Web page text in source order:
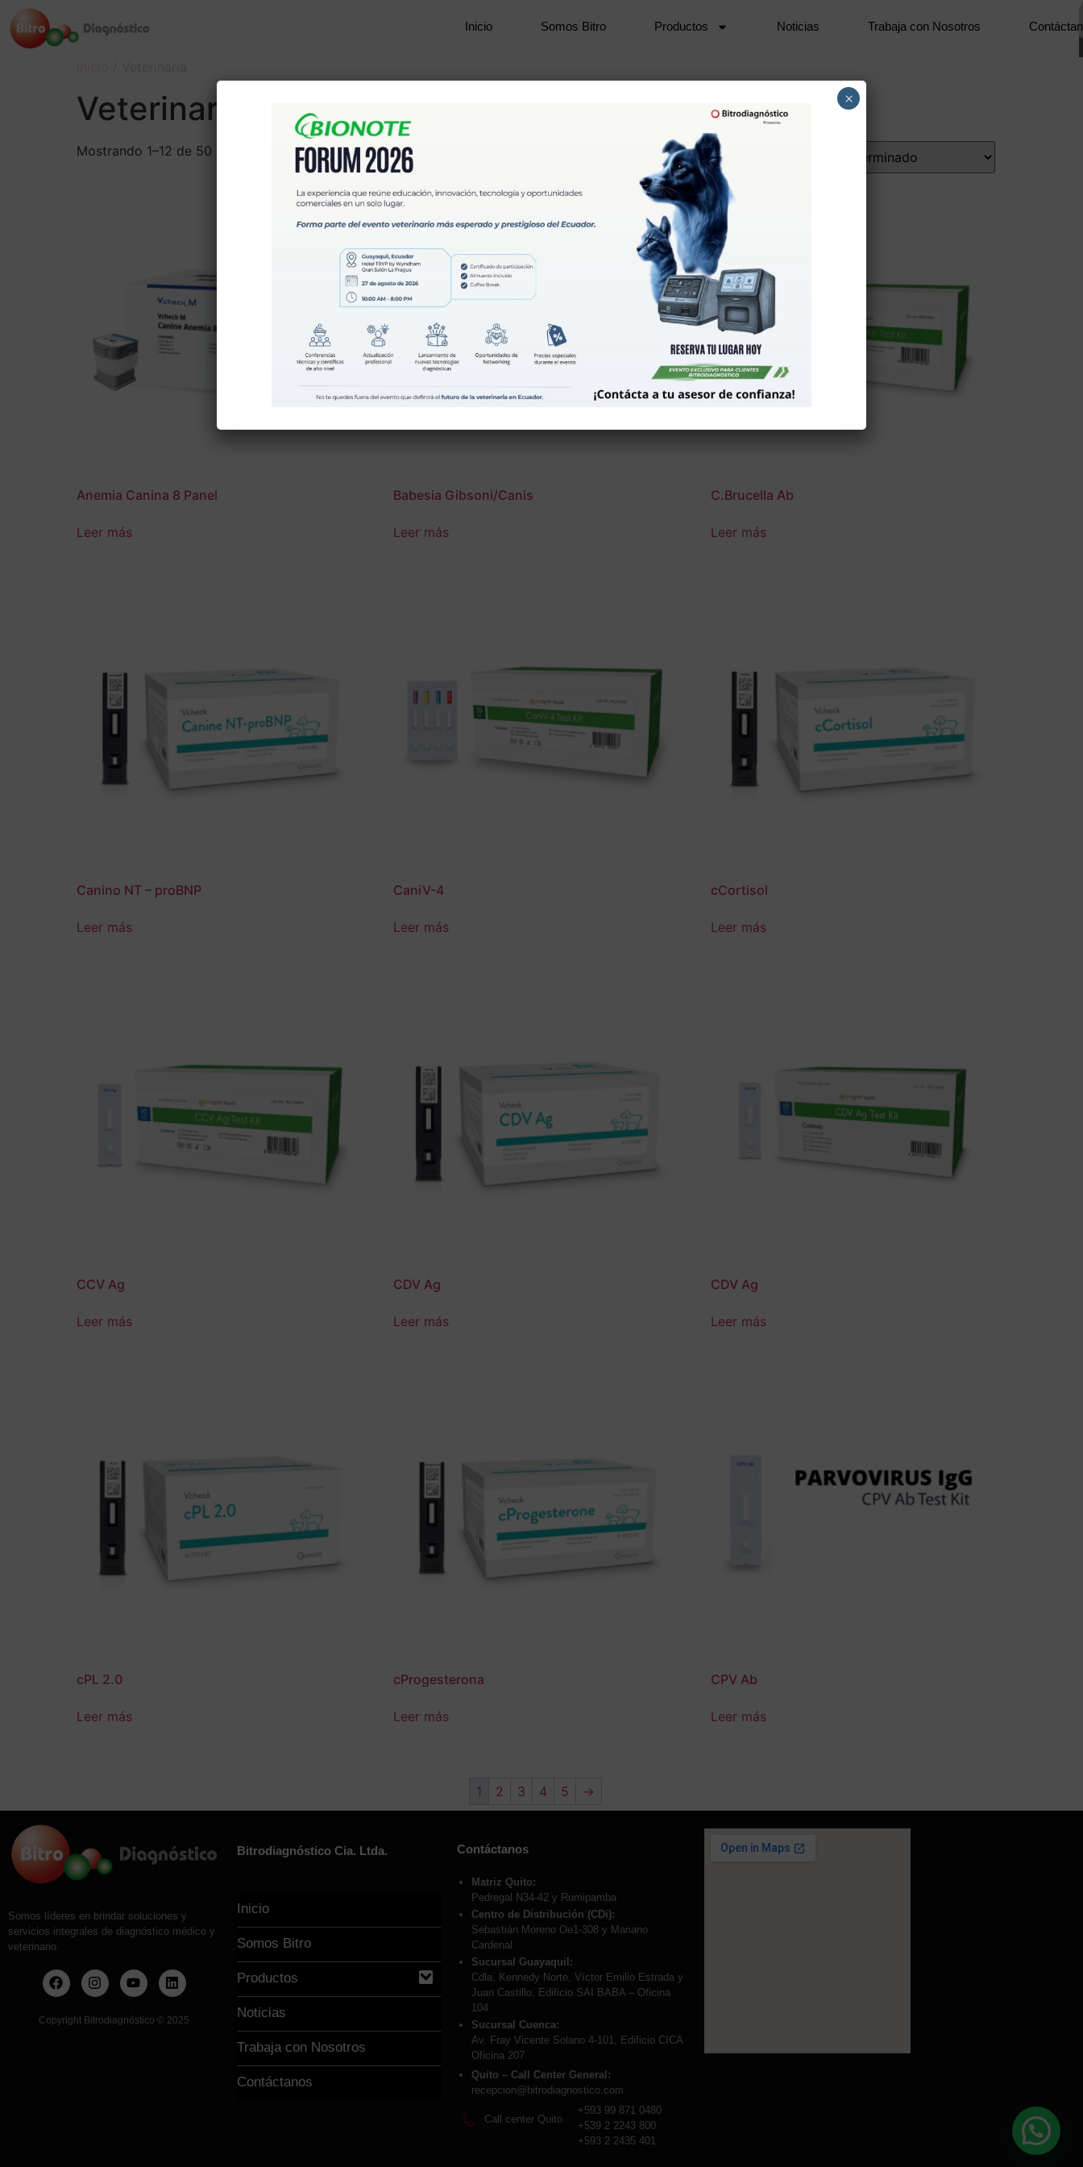
Inicio Somos Bitro Productos Noticias Trabaja con Nosotros
Veterinaria
Mostrando 1–12 de 50 resultados
Anemia Canina 8 Panel
Leer más
Babesia Gibsoni/Canis
Leer más
C.Brucella Ab
Leer más
Canino NT – proBNP
Leer más
CaniV-4
Leer más
cCortisol
Leer más
CCV Ag
Leer más
CDV Ag
Leer más
CDV Ag
Leer más
cPL 2.0
Leer más
cProgesterona
Leer más
CPV Ab
Leer más
1 2 3 4 5 →
Somos líderes en brindar soluciones y
servicios integrales de diagnóstico médico y
veterinario.
Copyright Bitrodiagnóstico© 2025
Bitrodiagnóstico Cia. Ltda.
Inicio
Somos Bitro
Productos
Noticias
Trabaja con Nosotros
Contáctanos
Contáctanos
Matriz Quito:
Pedregal N34-42 y Rumipamba
Centro de Distribución (CDi):
Sebastián Moreno Oe1-308 y Mariano
Cardenal
Sucursal Guayaquil:
Cdla. Kennedy Norte, Víctor Emilio Estrada y
Juan Castillo, Edificio SAI BABA – Oficina
104
Sucursal Cuenca:
Av. Fray Vicente Solano 4-101, Edificio CICA
Oficina 207
Quito – Call Center General:
recepcion@bitrodiagnostico.com
Call center Quito
+593 99 871 0480
+539 2 2243 800
+593 2 2435 401
×